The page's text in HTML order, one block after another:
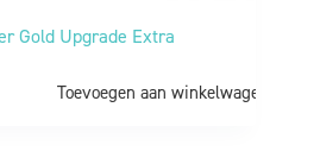
Gold Upgrade Extra
Toevoegen aan winkelwagen